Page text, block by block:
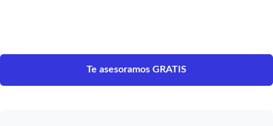
Te asesoramos GRATIS